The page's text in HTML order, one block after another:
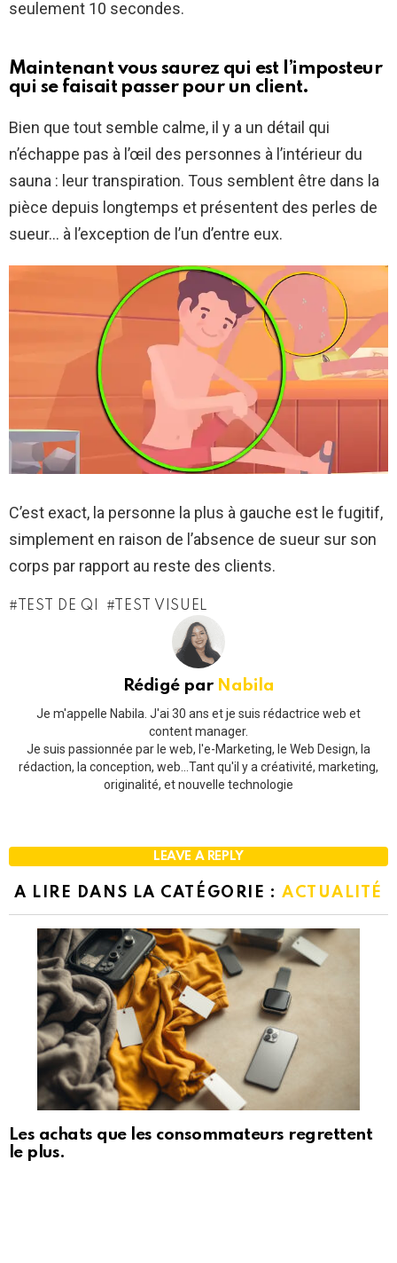
seulement 10 secondes.
Maintenant vous saurez qui est l’imposteur
qui se faisait passer pour un client.
Bien que tout semble calme, il y a un détail qui
n’échappe pas à l’œil des personnes à l’intérieur du
sauna : leur transpiration. Tous semblent être dans la
pièce depuis longtemps et présentent des perles de
sueur… à l’exception de l’un d’entre eux.
C’est exact, la personne la plus à gauche est le fugitif,
simplement en raison de l’absence de sueur sur son
corps par rapport au reste des clients.
TEST DE QI TEST VISUEL
Rédigé par Nabila
Je m'appelle Nabila. J'ai 30 ans et je suis rédactrice web et
content manager.
Je suis passionnée par le web, l'e-Marketing, le Web Design, la
rédaction, la conception, web...Tant qu'il y a créativité, marketing,
originalité, et nouvelle technologie
LEAVE A REPLY
A LIRE DANS LA CATÉGORIE : ACTUALITÉ
Les achats que les consommateurs regrettent
le plus.